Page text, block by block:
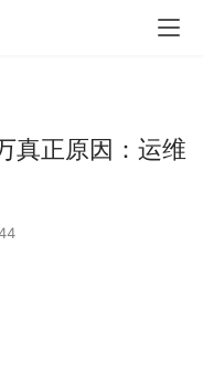
真正原因：运维